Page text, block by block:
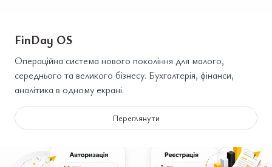
FinDay OS
Операційна система нового покоління для малого,
середнього та великого бізнесу. Бухгалтерія, фінанси,
аналітика в одному екрані.
Переглянути